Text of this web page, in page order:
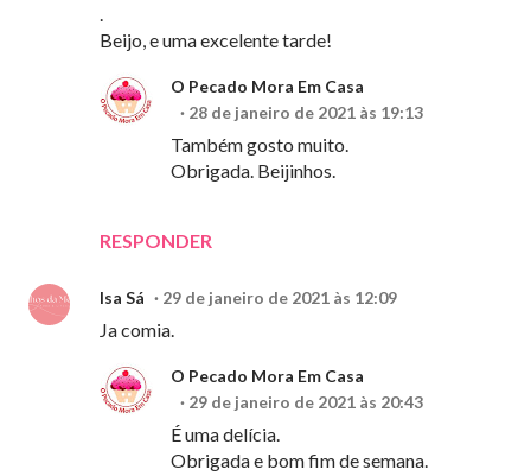
.
Beijo, e uma excelente tarde!
RESPONDER
O Pecado Mora Em Casa
28 de janeiro de 2021 às 19:13
Também gosto muito.
Obrigada. Beijinhos.
Isa Sá 29 de janeiro de 2021 às 12:09
Ja comia.
O Pecado Mora Em Casa
29 de janeiro de 2021 às 20:43
É uma delícia.
Obrigada e bom fim de semana.